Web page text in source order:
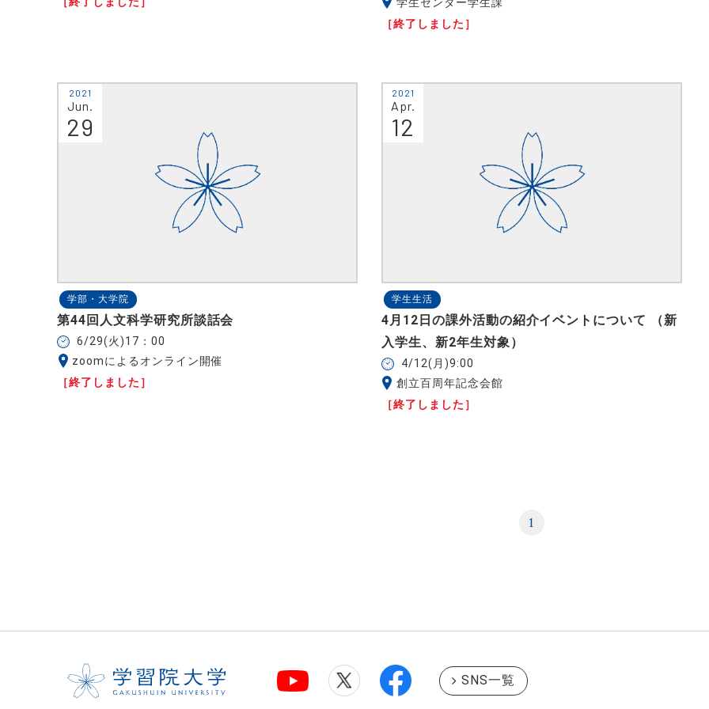
［終了しました］
2021
Jun.
29
学部・大学院
第44回人文科学研究所談話会
6/29(火)17：00
zoomによるオンライン開催
［終了しました］
2021
Apr.
12
学生生活
4月12日の課外活動の紹介イベントについて （新
入学生、新2年生対象）
4/12(月)9:00
創立百周年記念会館
［終了しました］
1
SNS一覧